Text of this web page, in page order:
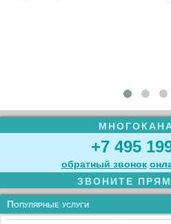
+7 495
обратный звонок
ЗВОНИТЕ
Популярные услуги